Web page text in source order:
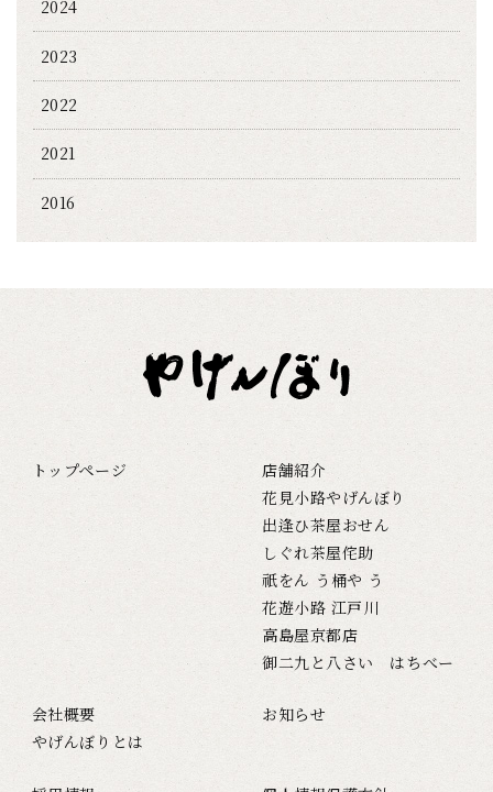
2024
2023
2022
2021
2016
トップページ
店舗紹介
花見小路やげんぼり
出逢ひ茶屋おせん
しぐれ茶屋侘助
祇をん う桶や う
花遊小路 江戸川
高島屋京都店
御二九と八さい はちべー
会社概要
やげんぼりとは
お知らせ